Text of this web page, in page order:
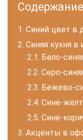
Содержание
Синий цвет в
Синяя кухня в
Бело-
Серо-
Бежево-
Сине-
Сине-
Акценты в